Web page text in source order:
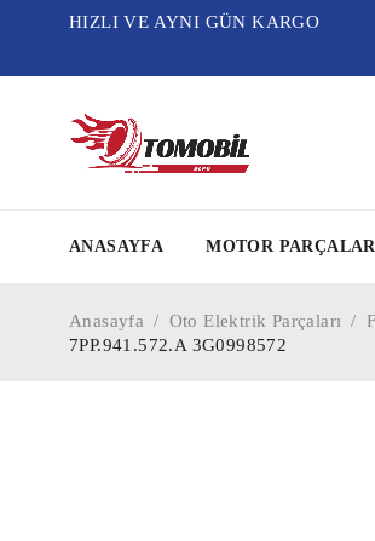
HIZLI VE AYNI GÜN KARGO
ANASAYFA MOTOR
Anasayfa / Oto Elektrik Parçaları /
7PP.941.572.A 3G0998572